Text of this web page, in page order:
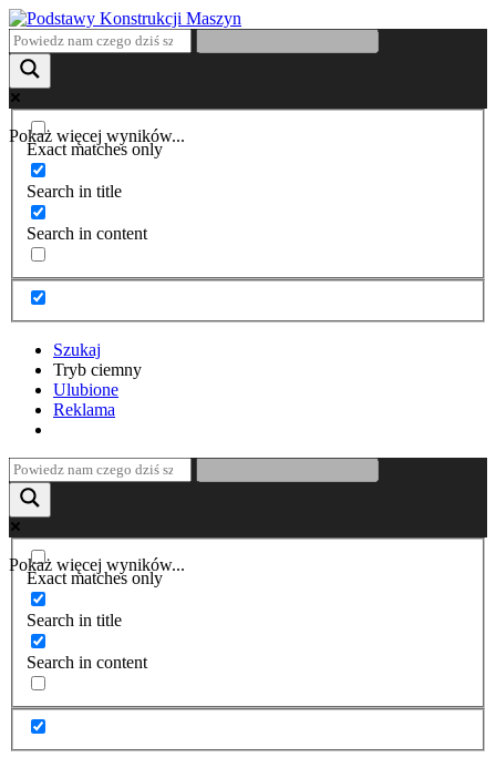
Pokaż więcej wyników...
Exact matches only
Search in title
Search in content
Szukaj
Tryb ciemny
Ulubione
Reklama
Pokaż więcej wyników...
Exact matches only
Search in title
Search in content